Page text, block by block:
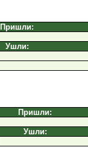
Пришли:
Ушли:
Пришли:
Ушли: